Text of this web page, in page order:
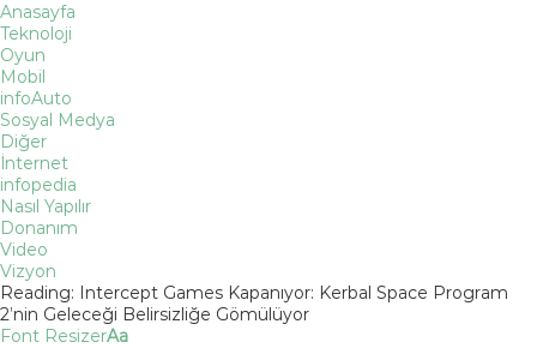
Anasayfa
Teknoloji
Oyun
Mobil
infoAuto
Sosyal Medya
Diğer
İnternet
infopedia
Nasıl Yapılır
Donanım
Video
Vizyon
Reading: Intercept Games Kapanıyor: Kerbal Space Program
2’nin Geleceği Belirsizliğe Gömülüyor
Font ResizerAa